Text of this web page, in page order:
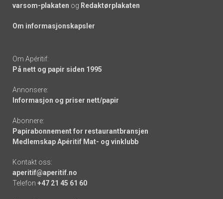
varsom-plakaten og Redaktørplakaten
Om informasjonskapsler
Om Apéritif:
På nett og papir siden 1995
Annonsere:
Informasjon og priser nett/papir
Abonnere:
Papirabonnement for restaurantbransjen
Medlemskap Apéritif Mat- og vinklubb
Kontakt oss:
aperitif@aperitif.no
Telefon +47 21 45 61 60